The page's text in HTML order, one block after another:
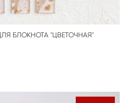
БЛОКНОТА "ЦВЕТОЧНАЯ"